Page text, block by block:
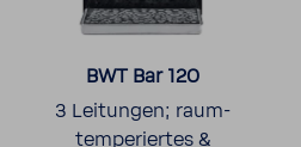
BWT Bar 120
3 Leitungen; raum­
tem­pe­riertes &